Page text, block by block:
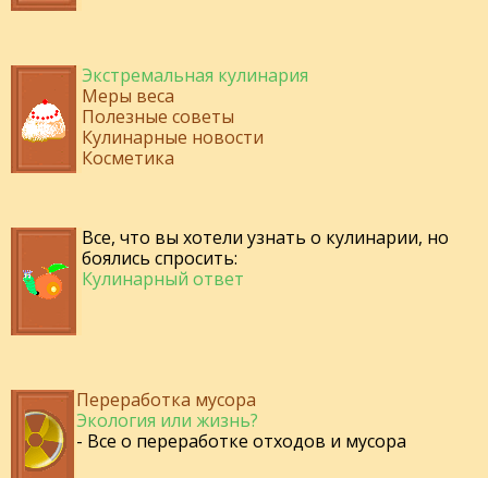
Экстремальная кулинария
Меры веса
Полезные советы
Кулинарные новости
Косметика
Все, что вы хотели узнать о кулинарии, но
боялись спросить:
Кулинарный ответ
Переработка мусора
Экология или жизнь?
- Все о переработке отходов и мусора